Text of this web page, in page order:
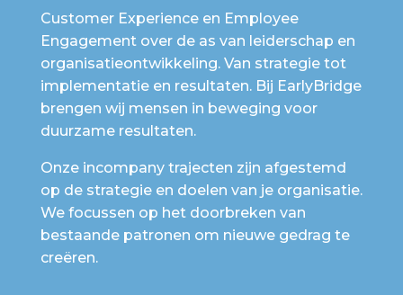
Customer Experience en Employee
Engagement over de as van leiderschap en
organisatieontwikkeling. Van strategie tot
implementatie en resultaten. Bij EarlyBridge
brengen wij mensen in beweging voor
duurzame resultaten.
Onze incompany trajecten zijn afgestemd
op de strategie en doelen van je organisatie.
We focussen op het doorbreken van
bestaande patronen om nieuwe gedrag te
creëren.